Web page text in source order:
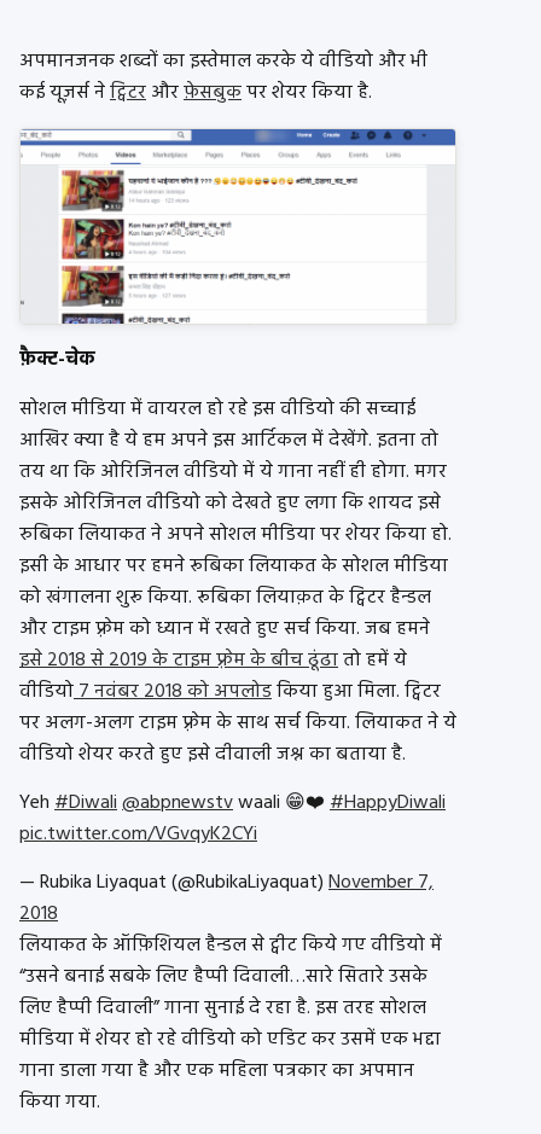
अपमानजनक शब्दों का इस्तेमाल करके ये वीडियो और भी
कई यूज़र्स नेट्विटरऔरफ़ेसबुकपर शेयर किया है.
फ़ैक्ट-चेक
सोशल मीडिया में वायरल हो रहे इस वीडियो की सच्चाई
आखिर क्या है ये हम अपने इस आर्टिकल में देखेंगे. इतना तो
तय था कि ओरिजिनल वीडियो में ये गाना नहीं ही होगा. मगर
इसके ओरिजिनल वीडियो को देखते हुए लगा कि शायद इसे
रुबिका लियाकत ने अपने सोशल मीडिया पर शेयर किया हो.
इसी के आधार पर हमने रूबिका लियाकत के सोशल मीडिया
को खंगालना शुरू किया. रूबिका लियाक़त के ट्विटर हैन्डल
और टाइम फ़्रेम को ध्यान में रखते हुए सर्च किया. जब हमने
इसे 2018 से 2019 के टाइम फ़्रेम के बीच ढूंढातो हमें ये
वीडियो7 नवंबर 2018 को अपलोडकिया हुआ मिला. ट्विटर
पर अलग-अलग टाइम फ़्रेम के साथ सर्च किया. लियाकत ने ये
वीडियो शेयर करते हुए इसे दीवाली जश्न का बताया है.
Yeh#Diwali@abpnewstvwaali 😁❤️#HappyDiwali
pic.twitter.com/VGvqyK2CYi
— Rubika Liyaquat (@RubikaLiyaquat)November 7,
2018
लियाकत के ऑफ़िशियल हैन्डल से ट्वीट किये गए वीडियो में
“उसने बनाई सबके लिए हैप्पी दिवाली…सारे सितारे उसके
लिए हैप्पी दिवाली” गाना सुनाई दे रहा है. इस तरह सोशल
मीडिया में शेयर हो रहे वीडियो को एडिट कर उसमें एक भद्दा
गाना डाला गया है और एक महिला पत्रकार का अपमान
किया गया.